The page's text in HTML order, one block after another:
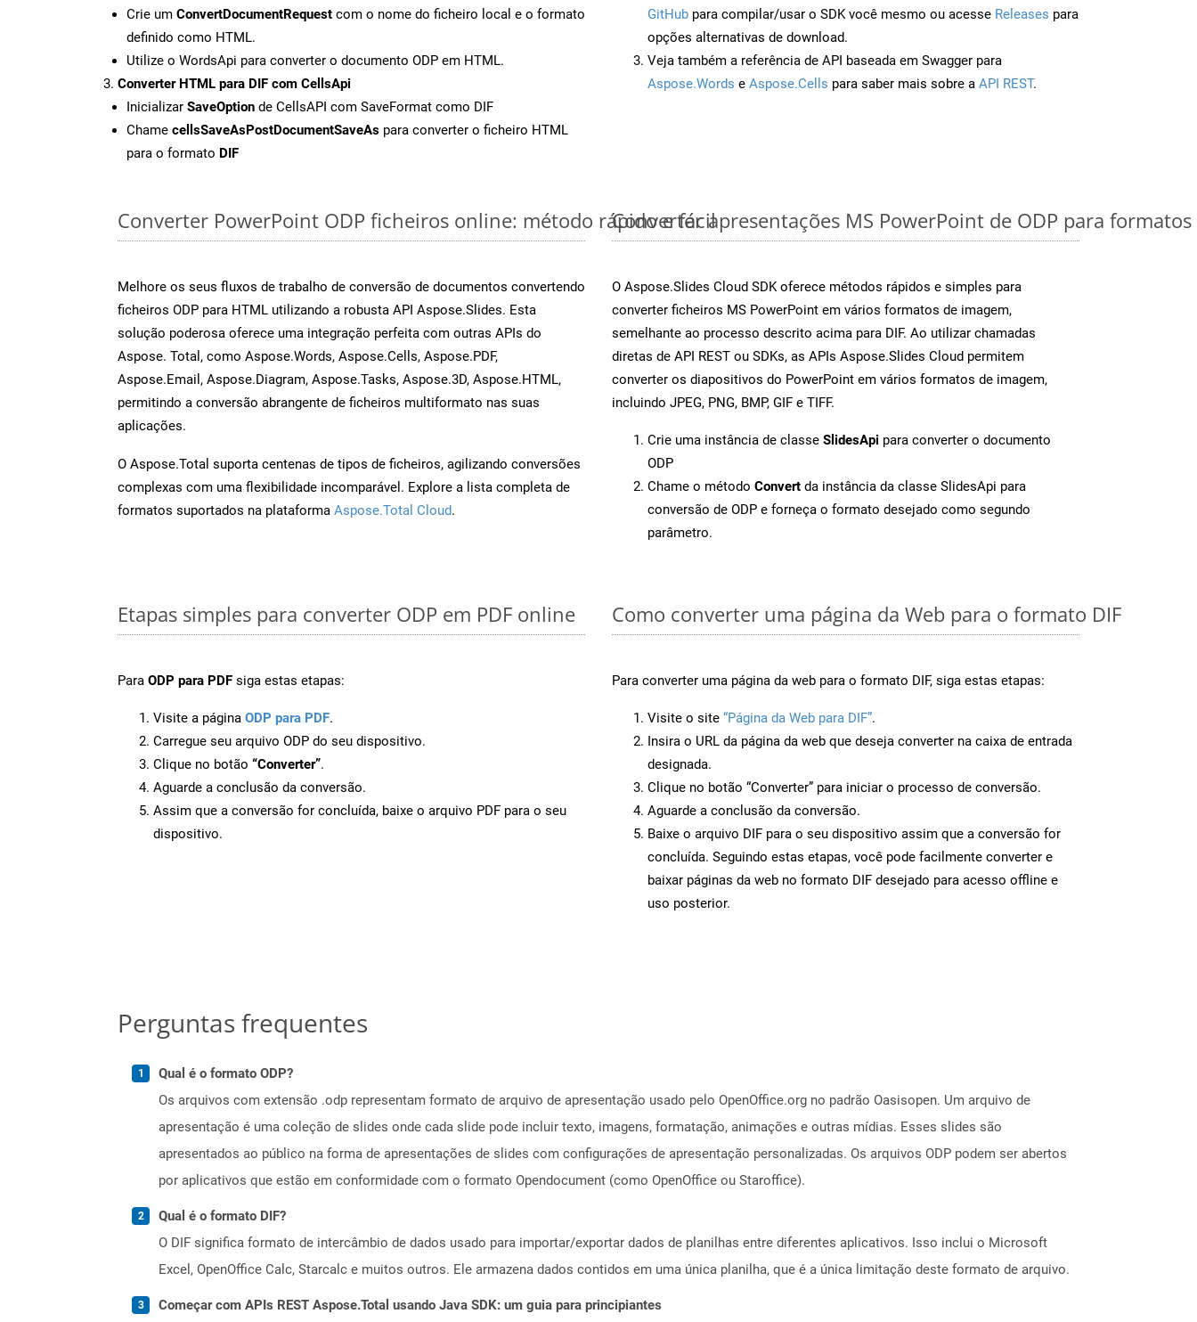
Crie um ConvertDocumentRequest com o nome do ficheiro local e o formato
definido como HTML.
Utilize o WordsApi para converter o documento ODP em HTML.
Converter HTML para DIF com CellsApi
Inicializar SaveOption de CellsAPI com SaveFormat como DIF
Chame cellsSaveAsPostDocumentSaveAs para converter o ficheiro HTML
para o formato DIF
GitHub para compilar/usar o SDK você mesmo ou acesse Releases para
opções alternativas de download.
Veja também a referência de API baseada em Swagger para
Aspose.Words e Aspose.Cells para saber mais sobre a API REST.
Converter PowerPoint ODP ficheiros online: método rápido e fácil
Melhore os seus fluxos de trabalho de conversão de documentos convertendo
ficheiros ODP para HTML utilizando a robusta API Aspose.Slides. Esta
solução poderosa oferece uma integração perfeita com outras APIs do
Aspose. Total, como Aspose.Words, Aspose.Cells, Aspose.PDF,
Aspose.Email, Aspose.Diagram, Aspose.Tasks, Aspose.3D, Aspose.HTML,
permitindo a conversão abrangente de ficheiros multiformato nas suas
aplicações.
O Aspose.Total suporta centenas de tipos de ficheiros, agilizando conversões
complexas com uma flexibilidade incomparável. Explore a lista completa de
formatos suportados na plataforma Aspose.Total Cloud.
Converter apresentações MS PowerPoint de ODP para
O Aspose.Slides Cloud SDK oferece métodos rápidos e simples para
converter ficheiros MS PowerPoint em vários formatos de imagem,
semelhante ao processo descrito acima para DIF. Ao utilizar chamadas
diretas de API REST ou SDKs, as APIs Aspose.Slides Cloud permitem
converter os diapositivos do PowerPoint em vários formatos de imagem,
incluindo JPEG, PNG, BMP, GIF e TIFF.
Crie uma instância de classe SlidesApi para converter o documento
ODP
Chame o método Convert da instância da classe SlidesApi para
conversão de ODP e forneça o formato desejado como segundo
parâmetro.
Etapas simples para converter ODP em PDF online
Para ODP para PDF siga estas etapas:
Visite a página ODP para PDF.
Carregue seu arquivo ODP do seu dispositivo.
Clique no botão “Converter”.
Aguarde a conclusão da conversão.
Assim que a conversão for concluída, baixe o arquivo PDF para o seu
dispositivo.
Como converter uma página da Web para o formato DIF
Para converter uma página da web para o formato DIF, siga estas etapas:
Visite o site “Página da Web para DIF”.
Insira o URL da página da web que deseja converter na caixa de entrada
designada.
Clique no botão “Converter” para iniciar o processo de conversão.
Aguarde a conclusão da conversão.
Baixe o arquivo DIF para o seu dispositivo assim que a conversão for
concluída. Seguindo estas etapas, você pode facilmente converter e
baixar páginas da web no formato DIF desejado para acesso offline e
uso posterior.
Perguntas frequentes
Qual é o formato ODP?
Os arquivos com extensão .odp representam formato de arquivo de apresentação usado pelo OpenOffice.org no padrão Oasisopen. Um arquivo de
apresentação é uma coleção de slides onde cada slide pode incluir texto, imagens, formatação, animações e outras mídias. Esses slides são
apresentados ao público na forma de apresentações de slides com configurações de apresentação personalizadas. Os arquivos ODP podem ser abertos
por aplicativos que estão em conformidade com o formato Opendocument (como OpenOffice ou Staroffice).
Qual é o formato DIF?
O DIF significa formato de intercâmbio de dados usado para importar/exportar dados de planilhas entre diferentes aplicativos. Isso inclui o Microsoft
Excel, OpenOffice Calc, Starcalc e muitos outros. Ele armazena dados contidos em uma única planilha, que é a única limitação deste formato de arquivo.
Começar com APIs REST Aspose.Total usando Java SDK: um guia para principiantes